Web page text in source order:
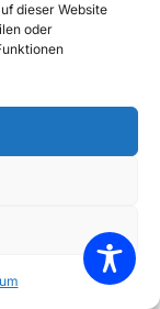
dieser Website
oder